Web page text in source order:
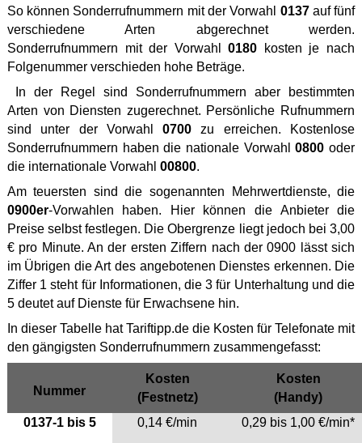
So können Sonderrufnummern mit der Vorwahl 0137auf fünf
verschiedene Arten abgerechnet werden.
Sonderrufnummern mit der Vorwahl0180 kosten je nach
Folgenummer verschieden hohe Beträge.
In der Regel sind Sonderrufnummern aber bestimmten
Arten von Diensten zugerechnet. Persönliche Rufnummern
sind unter der Vorwahl0700 zu erreichen. Kostenlose
Sonderrufnummern haben die nationale Vorwahl0800 oder
die internationale Vorwahl 00800.
Am teuersten sind die sogenannten Mehrwertdienste, die
0900er-Vorwahlen haben. Hier können die Anbieter die
Preise selbst festlegen. Die Obergrenze liegt jedoch bei 3,00
€ pro Minute. An der ersten Ziffern nach der 0900 lässt sich
im Übrigen die Art des angebotenen Dienstes erkennen. Die
Ziffer 1 steht für Informationen, die 3 für Unterhaltung und die
5 deutet auf Dienste für Erwachsene hin.
In dieser Tabelle hat Tariftipp.de die Kosten für Telefonate mit
den gängigsten Sonderrufnummern zusammengefasst:
Nummer
Kosten
(Festnetz)
Kosten
(Handy)
0137-1 bis 5
0,14 €/min 0,29 bis 1,00 €/min*